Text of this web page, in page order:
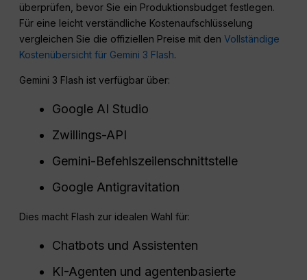
überprüfen, bevor Sie ein Produktionsbudget festlegen.
Für eine leicht verständliche Kostenaufschlüsselung
vergleichen Sie die offiziellen Preise mit denVollständige
Kostenübersicht für Gemini 3 Flash.
Gemini 3 Flash ist verfügbar über:
Google AI Studio
Zwillings-API
Gemini-Befehlszeilenschnittstelle
Google Antigravitation
Dies macht Flash zur idealen Wahl für:
Chatbots und Assistenten
KI-Agenten und agentenbasierte